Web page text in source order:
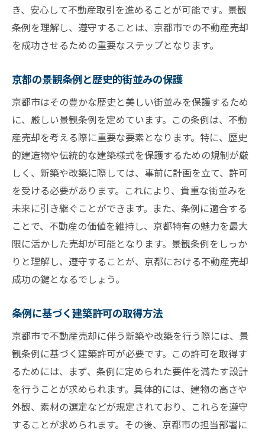
き、安心して不動産取引を進めることが可能です。景観
条例を理解し、遵守することは、京都市での不動産売却
を成功させるための重要なステップとなります。
京都の景観条例と歴史的街並みの保護
京都市はその豊かな歴史と美しい街並みを保護するため
に、厳しい景観条例を定めています。この条例は、不動
産売却を考える際に重要な要素となります。特に、歴史
的建造物や伝統的な建築様式を保護するための規制が厳
しく、新築や改築に際しては、事前に計画を立て、許可
を受ける必要があります。これにより、貴重な街並みを
未来に引き継ぐことができます。また、条例に適合する
ことで、不動産の価値を維持し、京都特有の魅力を最大
限に活かした売却が可能となります。景観条例をしっか
りと理解し、遵守することが、京都における不動産売却
成功の鍵となるでしょう。
条例に基づく建築許可の取得方法
京都市で不動産売却に伴う新築や改築を行う際には、景
観条例に基づく建築許可が必要です。この許可を取得す
るためには、まず、条例に定められた要件を満たす設計
を行うことが求められます。具体的には、建物の高さや
外観、素材の選定などが規定されており、これらを遵守
することが求められます。その後、京都市の担当部署に